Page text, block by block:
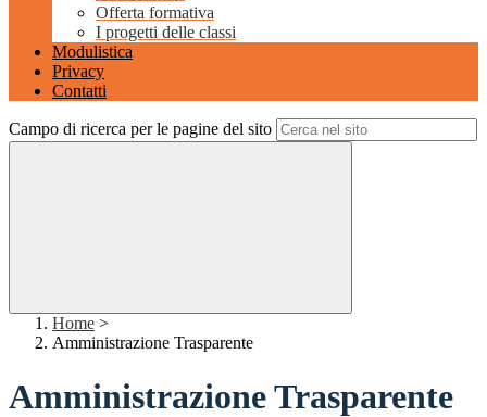
Offerta formativa
I progetti delle classi
Modulistica
Privacy
Contatti
Campo di ricerca per le pagine del sito
Home >
Amministrazione Trasparente
Amministrazione Trasparente